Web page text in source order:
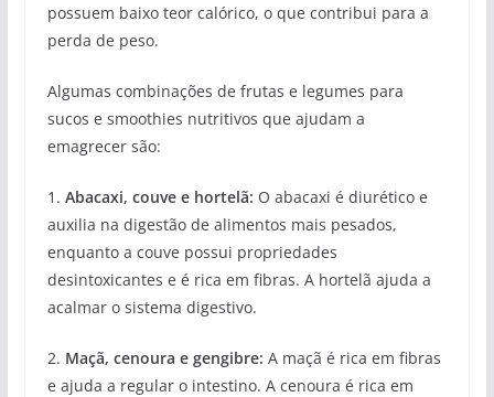
possuem baixo teor calórico, o que contribui para a
perda de peso.
Algumas combinações de frutas e legumes para
sucos e smoothies nutritivos que ajudam a
emagrecer são:
1. Abacaxi, couve e hortelã: O abacaxi é diurético e
auxilia na digestão de alimentos mais pesados,
enquanto a couve possui propriedades
desintoxicantes e é rica em fibras. A hortelã ajuda a
acalmar o sistema digestivo.
2. Maçã, cenoura e gengibre: A maçã é rica em fibras
e ajuda a regular o intestino. A cenoura é rica em